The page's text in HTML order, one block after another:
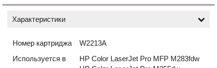
Характеристики
Номер картриджа
W2213A
Используется в
HP Color LaserJet Pro MFP M283fdw